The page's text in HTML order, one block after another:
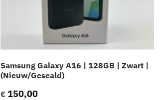
Samsung Galaxy A16 | 128GB | Zwart |
(Nieuw/Geseald)
€ 150,00